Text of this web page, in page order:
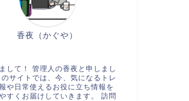
香夜（かぐや）
して！ 管理人の香夜と申しまし
サイトでは、今、気になるトレ
や日常使えるお役に立ち情報を
すくお届けしていきます。 訪問